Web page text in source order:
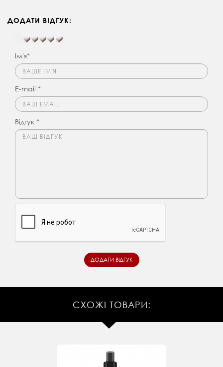
ДОДАТИ ВІДГУК:
Ім'я*
E-mail *
Відгук *
СХОЖІ ТОВАРИ: